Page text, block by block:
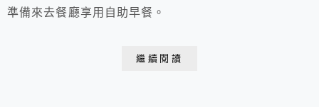
準備來去餐廳享用自助早餐。
繼續閱讀